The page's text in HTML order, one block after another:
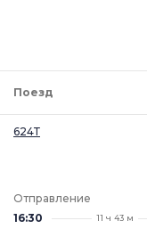
Поезд
624Т
Отправление
16:30
11 ч 43 м